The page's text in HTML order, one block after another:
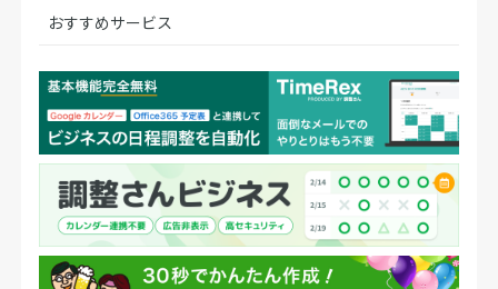
おすすめサービス